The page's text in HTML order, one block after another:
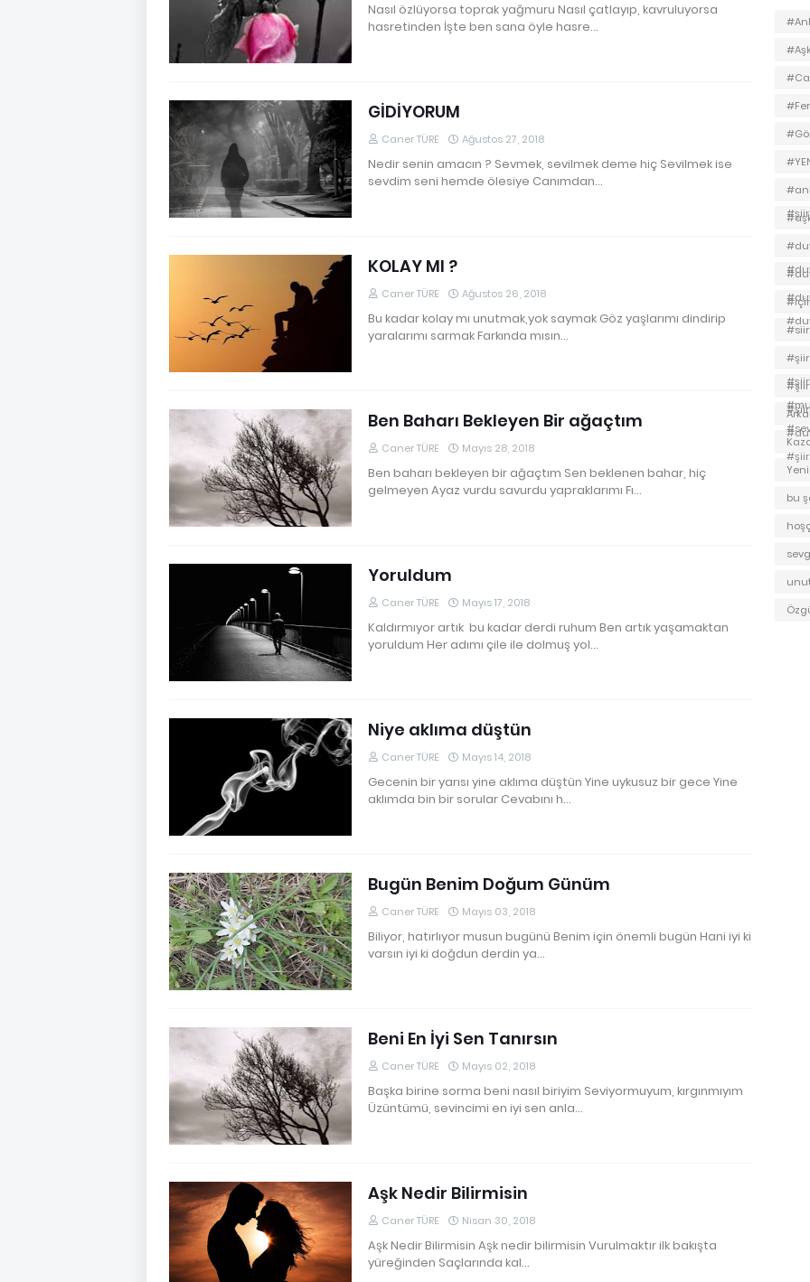
Nasıl özlüyorsa toprak yağmuru Nasıl çatlayıp, kavruluyorsa
hasretinden İşte ben sana öyle hasre…
GİDİYORUM
Caner TÜRE Ağustos 27, 2018
Nedir senin amacın ? Sevmek, sevilmek deme hiç Sevilmek ise
sevdim seni hemde ölesiye Canımdan…
KOLAY MI ?
Caner TÜRE Ağustos 26, 2018
Bu kadar kolay mı unutmak,yok saymak Göz yaşlarımı dindirip
yaralarımı sarmak Farkında mısın…
Ben Baharı Bekleyen Bir ağaçtım
Caner TÜRE Mayıs 28, 2018
Ben baharı bekleyen bir ağaçtım Sen beklenen bahar, hiç
gelmeyen Ayaz vurdu savurdu yapraklarımı Fı…
Yoruldum
Caner TÜRE Mayıs 17, 2018
Kaldırmıyor artık bu kadar derdi ruhum Ben artık yaşamaktan
yoruldum Her adımı çile ile dolmuş yol…
Niye aklıma düştün
Caner TÜRE Mayıs 14, 2018
Gecenin bir yarısı yine aklıma düştün Yine uykusuz bir gece Yine
aklımda bin bir sorular Cevabını h…
Bugün Benim Doğum Günüm
Caner TÜRE Mayıs 03, 2018
Biliyor, hatırlıyor musun bugünü Benim için önemli bugün Hani iyi ki
varsın iyi ki doğdun derdin ya…
Beni En İyi Sen Tanırsın
Caner TÜRE Mayıs 02, 2018
Başka birine sorma beni nasıl biriyim Seviyormuyum, kırgınmıyım
Üzüntümü, sevincimi en iyi sen anla…
Aşk Nedir Bilirmisin
Caner TÜRE Nisan 30, 2018
Aşk Nedir Bilirmisin Aşk nedir bilirmisin Vurulmaktır ilk bakışta
yüreğinden Saçlarında kal…
Yeni
bu